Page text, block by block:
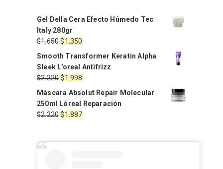
Gel Della Cera Efecto Húmedo Tec
Italy 280gr
$1.650El
precio
original
era:
$1.650.
$1.350
precio
actual
es:
$1.350.
Smooth Transformer Keratin Alpha
Sleek L'oreal Antifrizz
$2.220El
precio
original
era:
$2.220.
$1.998
precio
actual
es:
$1.998.
Máscara Absolut Repair Molecular
250ml Lóreal Reparación
$2.220El
$1.887El